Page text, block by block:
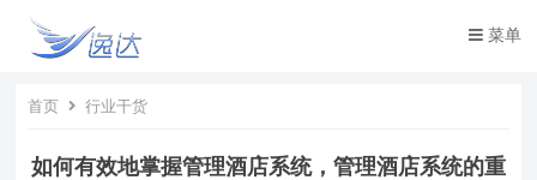
菜单
首页 行业干货
如何有效地掌握管理酒店系统，管理酒店系统的重